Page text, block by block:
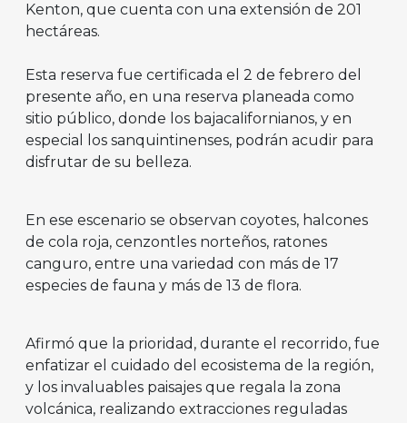
Kenton, que cuenta con una extensión de 201
hectáreas.
Esta reserva fue certificada el 2 de febrero del
presente año, en una reserva planeada como
sitio público, donde los bajacalifornianos, y en
especial los sanquintinenses, podrán acudir para
disfrutar de su belleza.
En ese escenario se observan coyotes, halcones
de cola roja, cenzontles norteños, ratones
canguro, entre una variedad con más de 17
especies de fauna y más de 13 de flora.
Afirmó que la prioridad, durante el recorrido, fue
enfatizar el cuidado del ecosistema de la región,
y los invaluables paisajes que regala la zona
volcánica, realizando extracciones reguladas